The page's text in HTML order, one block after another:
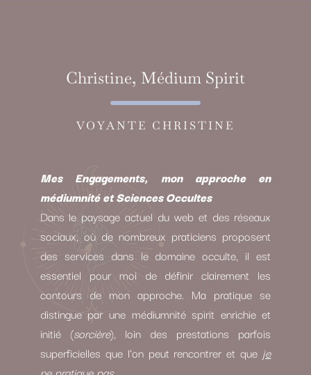
Christine, Médium Spirit
VOYANTE CHRISTINE
Mes Engagements, mon approche en
médiumnité et Sciences Occultes
Dans le paysage actuel du web et des réseaux
sociaux, où de nombreux praticiens proposent
des services dans le domaine occulte, il est
essentiel pour moi de définir clairement les
contours de mon approche. Ma pratique se
distingue par une médiumnité spirit enrichie et
initié (sorcière), loin des prestations parfois
superficielles que l’on peut rencontrer et que je